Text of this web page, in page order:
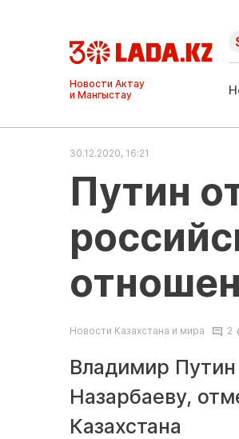
Ақтау және
Манғыстау
жаңалықтары
30.12.2020, 16:21
Путин
Новости Казахстана и мира 2
Владимир
Назарбаеву,
Казахстана